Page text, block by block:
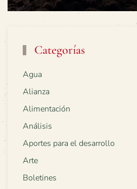
Categorías
Agua
Alianza
Alimentación
Análisis
Aportes para el desarrollo
Arte
Boletines